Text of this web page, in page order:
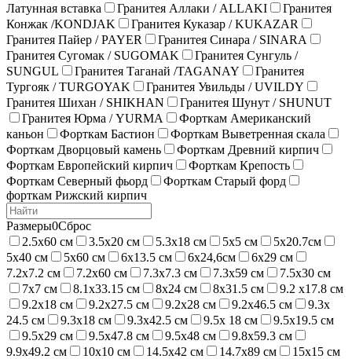
Латунная вставка
Гранитея Аллаки / ALLAKI
Гранитея
Конжак /KONDJAK
Гранитея Куказар / KUKAZAR
Гранитея Пайер / PAYER
Гранитея Синара / SINARA
Гранитея Сугомак / SUGOMAK
Гранитея Сунгуль /
SUNGUL
Гранитея Таганай /TAGANAY
Гранитея
Тургояк / TURGOYAK
Гранитея Увильды / UVILDY
Гранитея Шихан / SHIKHAN
Гранитея Шунут / SHUNUT
Гранитея Юрма / YURMA
Форткам Американский
каньон
Форткам Бастион
Форткам Выветренная скала
Форткам Дворцовый камень
Форткам Древний кирпич
Форткам Европейский кирпич
Форткам Крепость
Форткам Северный фьорд
Форткам Старый форд
форткам Рижский кирпич
Размеры0Сброс
2.5х60 см
3.5х20 см 5.3х18 см 5х5 см
5х20.7см
5х40 см
5х60 см 6х13.5 см 6х24,6см
6х29 см
7.2х7.2 см
7.2х60 см 7.3х7.3 см 7.3х59 см
7.5х30 см
7х7 см
8.1х33.15 см 8х24 см 8х31.5 см
9.2 x17.8 см
9.2х18 см
9.2х27.5 см 9.2х28 см 9.2х46.5 см
9.3x
24.5 см
9.3х18 см 9.3х42.5 см 9.5x 18 см
9.5х19.5 см
9.5х29 см
9.5х47.8 см 9.5х48 см
9.8х59.3 см
9.9х49.2 см
10х10 см 14.5х42 см 14.7х89 см
15х15 см